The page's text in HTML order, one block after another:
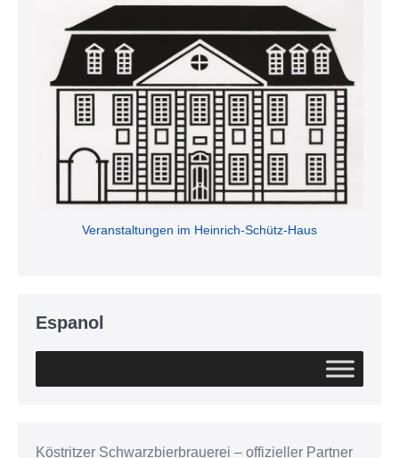
Veranstaltungen im Heinrich-Schütz-Haus
Espanol
Köstritzer Schwarzbierbrauerei – offizieller Partner